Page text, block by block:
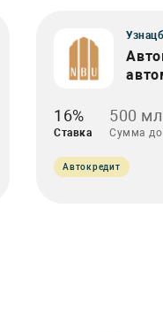
16%
Ставка
500
Сумма до
Автокредит